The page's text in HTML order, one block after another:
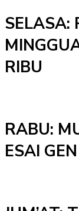
SELASA:
RIBU
RABU:
ESAI